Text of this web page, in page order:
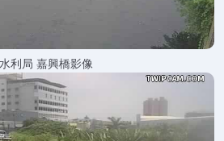
利局 嘉興橋影像